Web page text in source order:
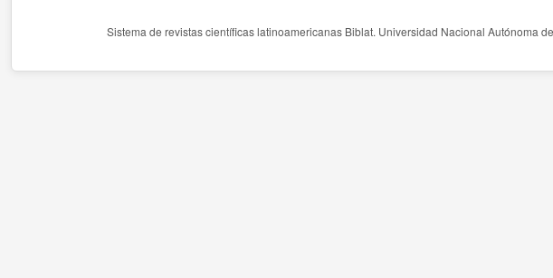
Sistema de revistas científicas latinoamericanas Biblat. Universidad Nacional Autónoma